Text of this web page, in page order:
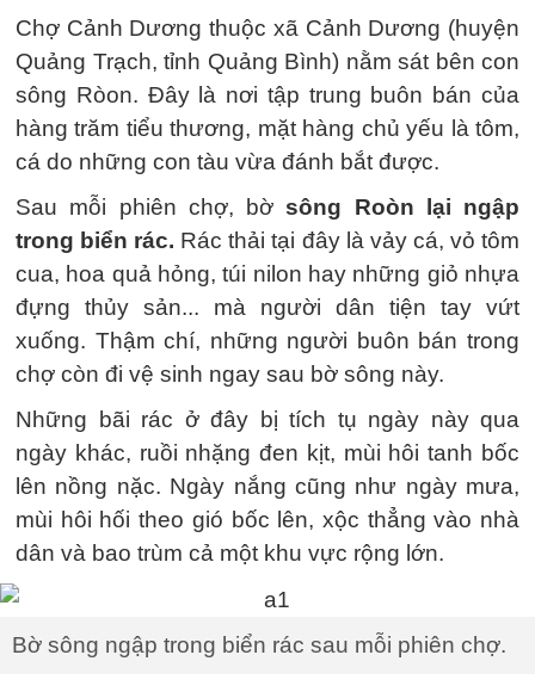
Chợ Cảnh Dương thuộc xã Cảnh Dương (huyện
Quảng Trạch, tỉnh Quảng Bình) nằm sát bên con
sông Ròon. Đây là nơi tập trung buôn bán của
hàng trăm tiểu thương, mặt hàng chủ yếu là tôm,
cá do những con tàu vừa đánh bắt được.
Sau mỗi phiên chợ, bờsông Roòn lại ngập
trong biển rác. Rác thải tại đây là vảy cá, vỏ tôm
cua, hoa quả hỏng, túi nilon hay những giỏ nhựa
đựng thủy sản... mà người dân tiện tay vứt
xuống. Thậm chí, những người buôn bán trong
chợ còn đi vệ sinh ngay sau bờ sông này.
Những bãi rác ở đây bị tích tụ ngày này qua
ngày khác, ruồi nhặng đen kịt, mùi hôi tanh bốc
lên nồng nặc. Ngày nắng cũng như ngày mưa,
mùi hôi hối theo gió bốc lên, xộc thẳng vào nhà
dân và bao trùm cả một khu vực rộng lớn.
Bờ sông ngập trong biển rác sau mỗi phiên chợ.